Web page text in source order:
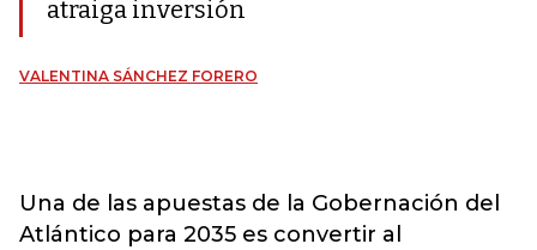
atraiga inversión
VALENTINA SÁNCHEZ FORERO
Una de las apuestas de la Gobernación del
Atlántico para 2035 es convertir al